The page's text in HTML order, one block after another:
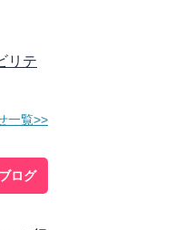
リテ
一覧>>
ログ